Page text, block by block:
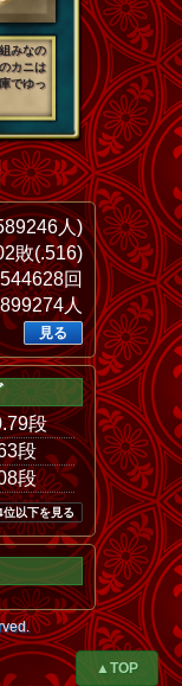
みなの
カニは
でゆっ
人)
敗(.516)
回
人
見る
段
段
段
位以下を見る
▲TOP